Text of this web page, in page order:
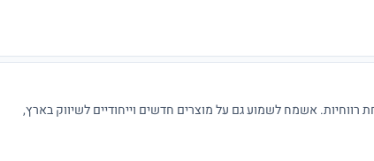
אשמח לשמוע גם על מוצרים חדשים וייחודיים לשיווק בארץ,